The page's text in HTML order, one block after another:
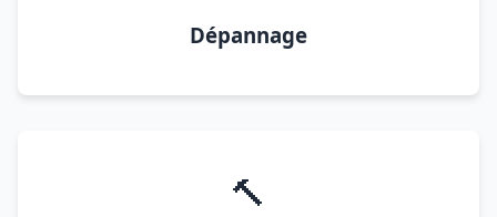
Dépannage
🔨